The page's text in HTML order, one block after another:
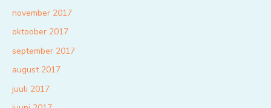
november 2017
oktoober 2017
september 2017
august 2017
juuli 2017